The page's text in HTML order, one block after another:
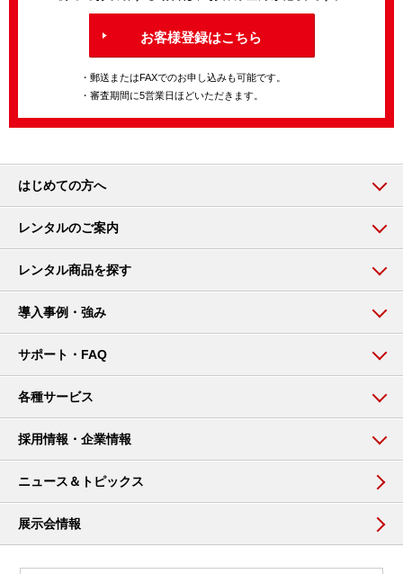
お客様登録はこちら
・郵送またはFAXでのお申し込みも可能です。
・審査期間に5営業日ほどいただきます。
はじめての方へ
レンタルのご案内
レンタル商品を探す
導入事例・強み
サポート・FAQ
各種サービス
採用情報・企業情報
ニュース＆トピックス
展示会情報